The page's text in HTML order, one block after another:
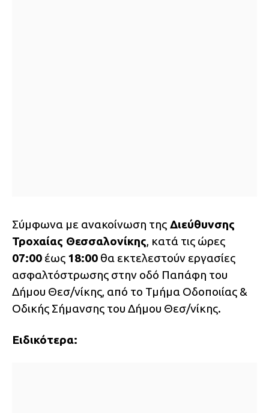
Σύμφωνα με ανακοίνωση της Διεύθυνσης
Τροχαίας Θεσσαλονίκης, κατά τις ώρες
07:00 έως 18:00 θα εκτελεστούν εργασίες
ασφαλτόστρωσης στην οδό Παπάφη του
Δήμου Θεσ/νίκης, από το Τμήμα Οδοποιίας &
Οδικής Σήμανσης του Δήμου Θεσ/νίκης.
Ειδικότερα: